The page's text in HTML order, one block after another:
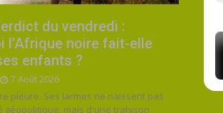
du vendredi :
l’Afrique noire fait-elle
enfants ?
7 Août 2026
pleure. Ses larmes ne naissent pas
géopolitique, mais d'une trahison